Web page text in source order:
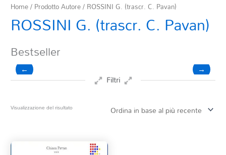
Home/ Prodotto Autore / ROSSINI G. (trascr. C. Pavan)
ROSSINI G. (trascr. C. Pavan)
Bestseller
← →
Filtri
Clarinetto basso
Visualizzazione del risultato